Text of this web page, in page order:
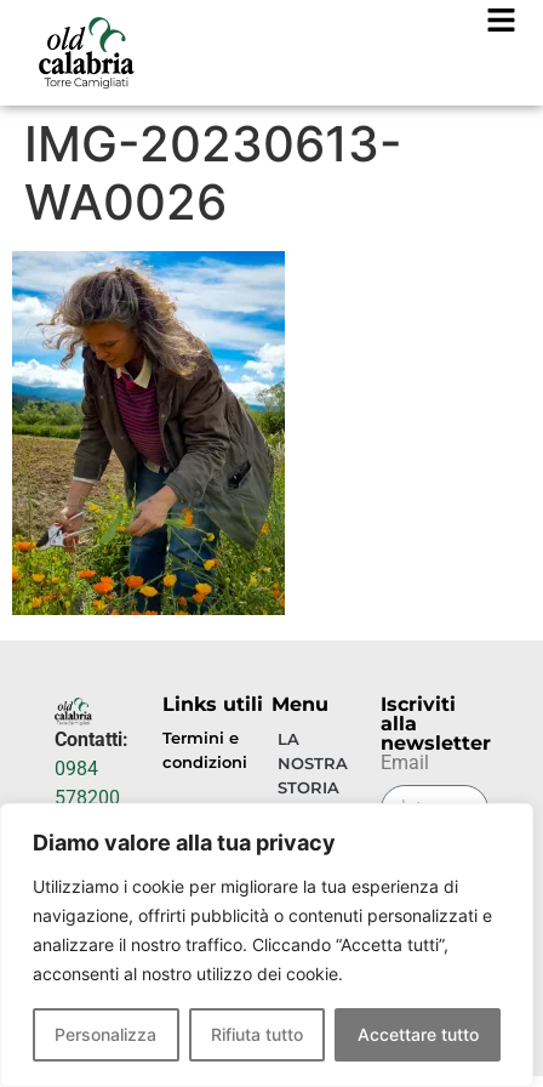
Diamo valore alla tua privacy
Utilizziamo i cookie per migliorare la tua esperienza di
navigazione, offrirti pubblicità o contenuti personalizzati e
analizzare il nostro traffico. Cliccando “Accetta tutti”,
acconsenti al nostro utilizzo dei cookie.
Personalizza Rifiuta tutto Accettare tutto
IMG-20230613-
WA0026
Contatti:
0984
578200
18, 87052
Links utili
Termini e
condizioni
policy
Menu
LA
NOSTRA
STORIA
OSPITALITÀ
EVENTI
NOSTRI
LUOGHI
Iscriviti
alla
newsletter
Email
ORA